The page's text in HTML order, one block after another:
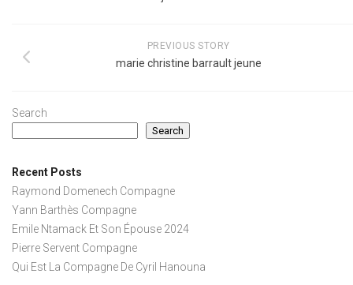
PREVIOUS STORY
marie christine barrault jeune
Search
Search
Recent Posts
Raymond Domenech Compagne
Yann Barthès Compagne
Emile Ntamack Et Son Épouse 2024
Pierre Servent Compagne
Qui Est La Compagne De Cyril Hanouna